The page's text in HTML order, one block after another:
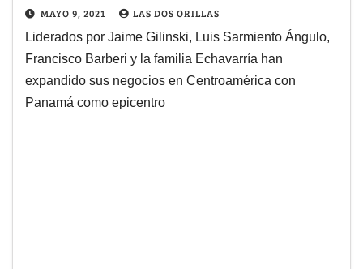
MAYO 9, 2021 LAS DOS ORILLAS
Liderados por Jaime Gilinski, Luis Sarmiento Ángulo,
Francisco Barberi y la familia Echavarría han
expandido sus negocios en Centroamérica con
Panamá como epicentro